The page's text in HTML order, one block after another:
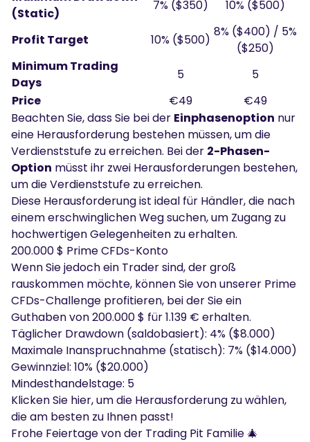
(Static)
7% ($350) 10% ($500)
Profit Target 10% ($500)
8% ($400) / 5%
($250)
Minimum Trading
Days
5
5
Price
€49
€49
Beachten Sie, dass Sie bei der Einphasenoption nur
eine Herausforderung bestehen müssen, um die
Verdienststufe zu erreichen. Bei der 2-Phasen-
Option müsst ihr zwei Herausforderungen bestehen,
um die Verdienststufe zu erreichen.
Diese Herausforderung ist ideal für Händler, die nach
einem erschwinglichen Weg suchen, um Zugang zu
hochwertigen Gelegenheiten zu erhalten.
200.000 $ Prime CFDs-Konto
Wenn Sie jedoch ein Trader sind, der groß
rauskommen möchte, können Sie von unserer Prime
CFDs-Challenge profitieren, bei der Sie ein
Guthaben von 200.000 $ für 1.139 € erhalten.
Täglicher Drawdown (saldobasiert): 4% ($8.000)
Maximale Inanspruchnahme (statisch): 7% ($14.000)
Gewinnziel: 10% ($20.000)
Mindesthandelstage: 5
Klicken Sie hier, um die Herausforderung zu wählen,
die am besten zu Ihnen passt!
Frohe Feiertage von der Trading Pit Familie 🎄